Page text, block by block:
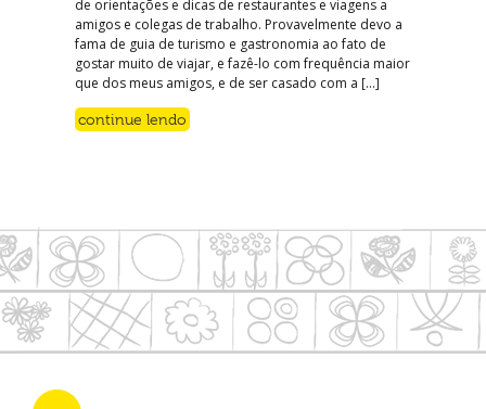
de orientações e dicas de restaurantes e viagens a
amigos e colegas de trabalho. Provavelmente devo a
fama de guia de turismo e gastronomia ao fato de
gostar muito de viajar, e fazê-lo com frequência maior
que dos meus amigos, e de ser casado com a […]
continue lendo